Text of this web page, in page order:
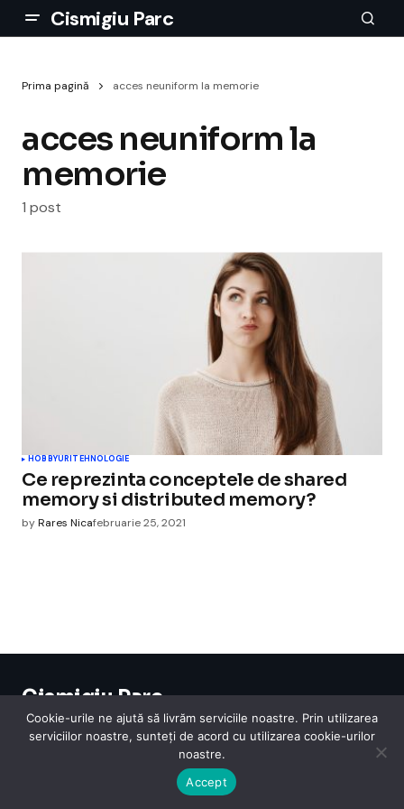
Cismigiu Parc
Prima pagină acces neuniform la memorie
acces neuniform la
memorie
1 post
HOBBYURITEHNOLOGIE
Ce reprezinta conceptele de shared
memory si distributed memory?
byRares Nicafebruarie 25, 2021
Cismigiu Parc
© 2024 CismigiuParc. All Rights Reserved.
Internet Legislatie Medical Moda Sarbatori Telefoane
Cookie-urile ne ajută să livrăm serviciile noastre. Prin utilizarea
serviciilor noastre, sunteți de acord cu utilizarea cookie-urilor
noastre.
Accept